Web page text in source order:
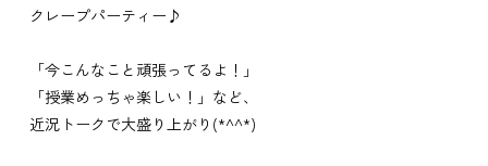
クレープパーティー♪
「今こんなこと頑張ってるよ！」
「授業めっちゃ楽しい！」など、
近況トークで大盛り上がり(*^^*)